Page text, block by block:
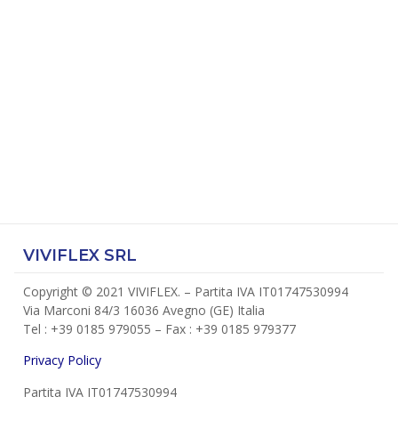
VIVIFLEX SRL
Copyright © 2021 VIVIFLEX. – Partita IVA IT01747530994
Via Marconi 84/3 16036 Avegno (GE) Italia
Tel : +39 0185 979055 – Fax : +39 0185 979377
Privacy Policy
Partita IVA IT01747530994